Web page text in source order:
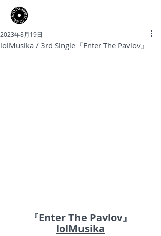
lolMusika / 3rd Single『Enter The Pavlov』
2023年8月19日
『Enter The Pavlov』
lolMusika